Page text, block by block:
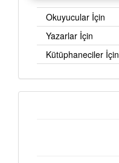
Okuyucular İçin
Yazarlar İçin
Kütüphaneciler İçin